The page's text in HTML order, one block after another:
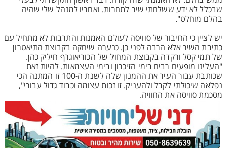
שבכלל לא ידע ששלחתי שיר לתחרות. ואחריו למנהל שלי שהיה
בהלם מוחלט".
יש לציין כי החיבור של סוויסה לעולם האמנות והתרבות לא מתחיל עם
כתיבת השיר אלא הרבה לפני כן. כנערה שיחקה בקבוצת התיאטרון
של תמי קסל ורקדה בקבוצת המחול של הכוריאוגרף חיליק כהן.
"העלינו מופעים רבים בימי הזיכרון ובימי העצמאות. להיות זאת
שכותבת עבור העיר את ההמנון שלה לשנת ה-100 זו המתנה הכי
נפלאה שיכולתי לקבל ולהעניק. זו זכות עצומה וכבוד גדול עבורי",
מסכמת סוויסה את החוויה.